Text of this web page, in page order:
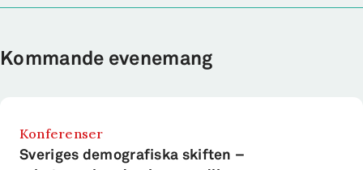
Kommande evenemang
Konferenser
Sveriges demografiska skiften –